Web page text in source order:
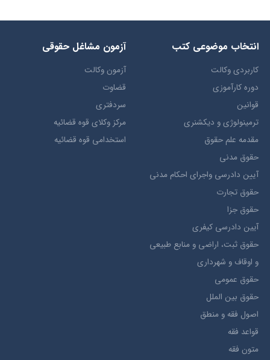
انتخاب​ موضوعي​ کتب
کاربردی وکالت
دوره کارآموزی
قوانین
ترمينولوژي و ديکشنري
مقدمه علم حقوق
حقوق مدني
آيين دادرسي ​واجراي ​احکام ​مدني
حقوق تجارت
حقوق جزا
آيین دادرسی کیفری
حقوق ثبت، اراضي و منابع طبيعي
و اوقاف و شهرداری
حقوق عمومی
حقوق بين الملل
اصول فقه و منطق
قواعد فقه
متون فقه
آزمون مشاغل حقوقی
آزمون وکالت
قضاوت
سردفتری
مرکز وکلای قوه قضائیه
استخدامی قوه قضائیه